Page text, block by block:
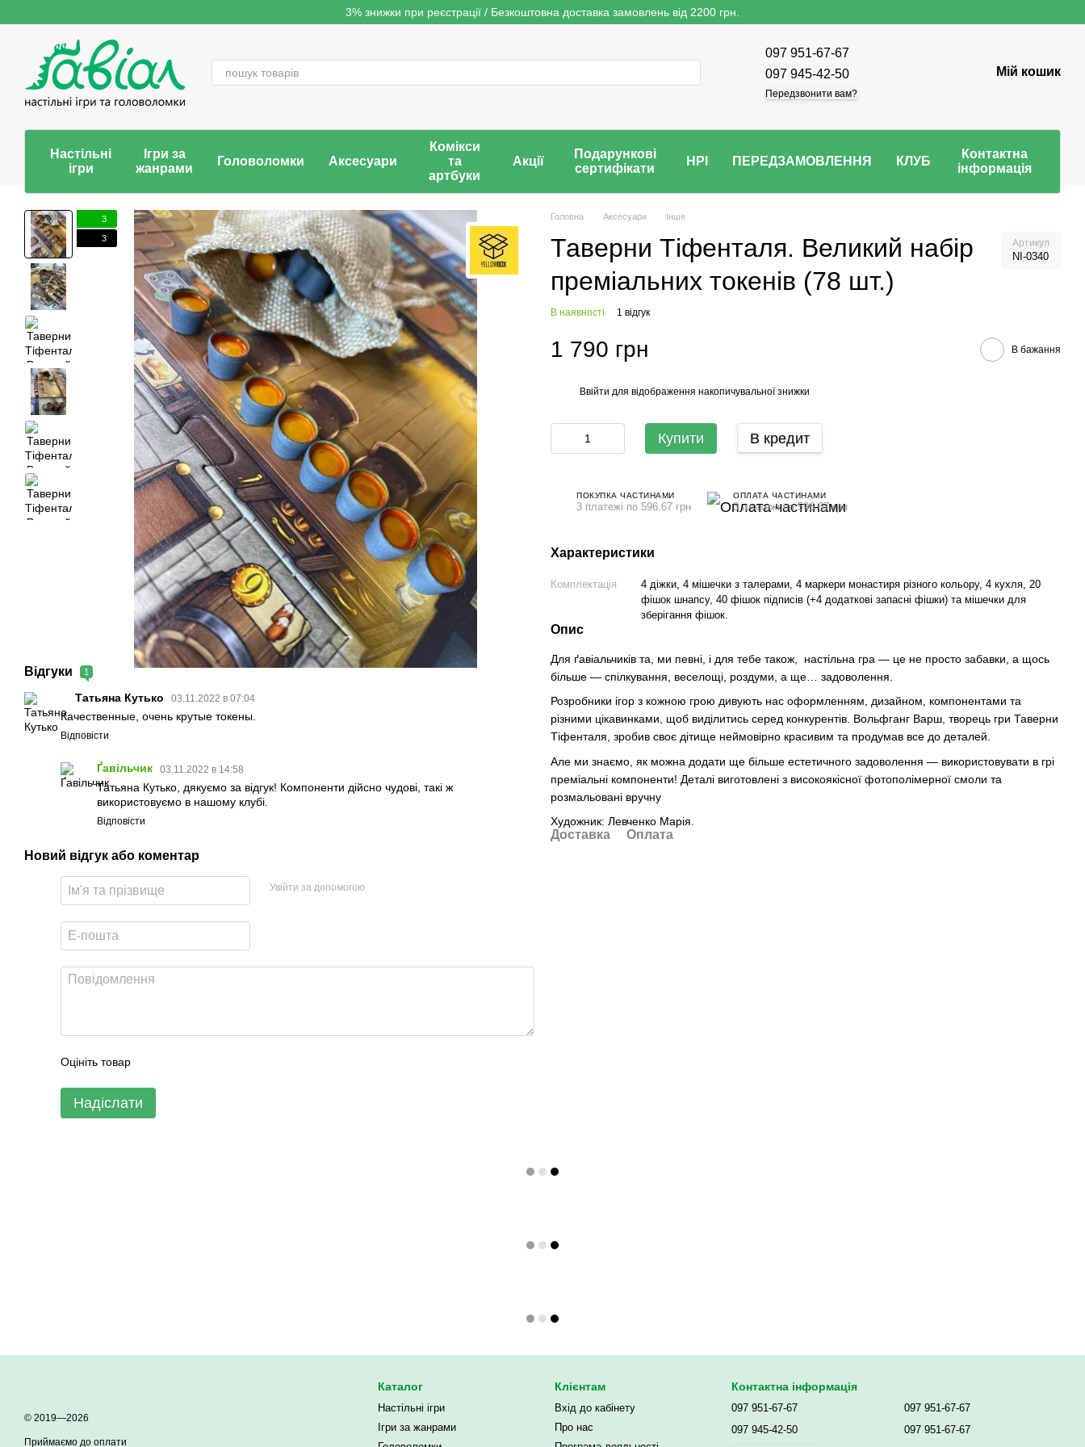
3% знижки при реєстрації / Безкоштовна доставка замовлень від 2200 грн.
097 951-67-67
097 945-42-50
Передзвонити вам?
Мій кошик
Настільні
ігри
Ігри за
жанрами
Головоломки Аксесуари
Комікси
та
артбуки
Акції
Подарункові
сертифікати
НРІ ПЕРЕДЗАМОВЛЕННЯ КЛУБ
Контактна
інформація
3
3
Відгуки 1
Татьяна Кутько 03.11.2022 в 07:04
Качественные, очень крутые токены.
Відповісти
Ґавільчик 03.11.2022 в 14:58
Татьяна Кутько, дякуємо за відгук! Компоненти дійсно чудові, такі ж
використовуємо в нашому клубі.
Відповісти
Новий відгук або коментар
Увійти за допомогою
Оцініть товар
Надіслати
Головна Аксесуари Інше
Таверни Тіфенталя. Великий набір
преміальних токенів (78 шт.)
Артикул
NI-0340
В наявності 1 відгук
1 790 грн В бажання
Ввійти для відображення накопичувальної знижки
Купити В кредит
ПОКУПКА ЧАСТИНАМИ
3 платежі по 596.67 грн
ОПЛАТА ЧАСТИНАМИ
3 платежі по 596.67 грн
Характеристики
Комплектація
4 діжки, 4 мішечки з талерами, 4 маркери монастиря різного кольору, 4 кухля, 20
фішок шнапсу, 40 фішок підписів (+4 додаткові запасні фішки) та мішечки для
зберігання фішок.
Опис
Для ґавіальчиків та, ми певні, і для тебе також, настільна гра — це не просто забавки, а щось
більше — спілкування, веселощі, роздуми, а ще… задоволення.
Розробники ігор з кожною грою дивують нас оформленням, дизайном, компонентами та
різними цікавинками, щоб виділитись серед конкурентів. Вольфганг Варш, творець гри Таверни
Тіфенталя, зробив своє дітище неймовірно красивим та продумав все до деталей.
Але ми знаємо, як можна додати ще більше естетичного задоволення — використовувати в грі
преміальні компоненти! Деталі виготовлені з високоякісної фотополімерної смоли та
розмальовані вручну
Художник: Левченко Марія.
Доставка Оплата
© 2019—2026
Приймаємо до оплати
Каталог
Настільні ігри
Ігри за жанрами
Клієнтам
Вхід до кабінету
Про нас
Контактна інформація
097 951-67-67
097 945-42-50
097 951-67-67
097 951-67-67